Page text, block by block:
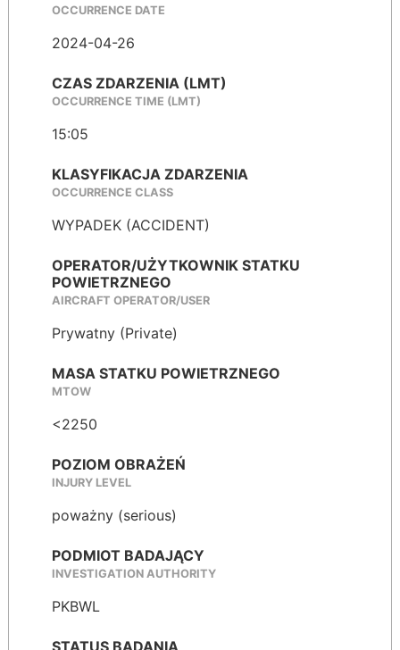
OCCURRENCE DATE
2024-04-26
CZAS ZDARZENIA (LMT)
OCCURRENCE TIME (LMT)
15:05
KLASYFIKACJA ZDARZENIA
OCCURRENCE CLASS
WYPADEK (ACCIDENT)
OPERATOR/UŻYTKOWNIK STATKU
POWIETRZNEGO
AIRCRAFT OPERATOR/USER
Prywatny (Private)
MASA STATKU POWIETRZNEGO
MTOW
<2250
POZIOM OBRAŻEŃ
INJURY LEVEL
poważny (serious)
PODMIOT BADAJĄCY
INVESTIGATION AUTHORITY
PKBWL
STATUS BADANIA